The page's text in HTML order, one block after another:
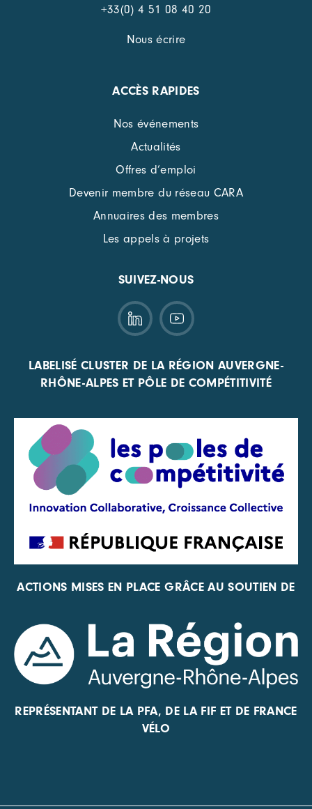
+33(0) 4 51 08 40 20
Nous écrire
ACCÈS RAPIDES
Nos événements
Actualités
Offres d’emploi
Devenir membre du réseau CARA
Annuaires des membres
Les appels à projets
SUIVEZ-NOUS
LABELISÉ CLUSTER DE LA RÉGION AUVERGNE-
RHÔNE-ALPES ET PÔLE DE COMPÉTITIVITÉ
ACTIONS MISES EN PLACE GRÂCE AU SOUTIEN DE
REPRÉSENTANT DE LA PFA, DE LA FIF ET DE FRANCE
VÉLO